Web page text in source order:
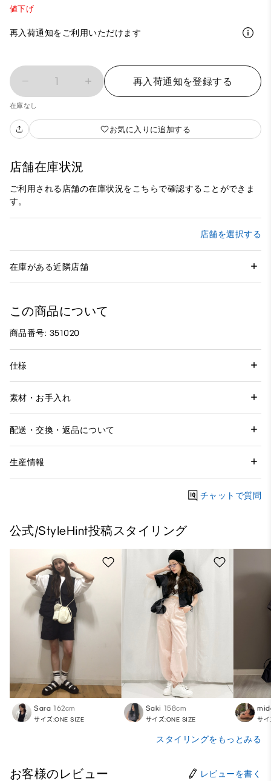
値下げ
再入荷通知をご利用いただけます
1 再入荷通知を登録する
在庫なし
お気に入りに追加する
店舗在庫状況
ご利用される店舗の在庫状況をこちらで確認することができま
す。
店舗を選択する
在庫がある近隣店舗
この商品について
商品番号: 351020
仕様
素材・お手入れ
配送・交換・返品について
生産情報
チャットで質問
公式/StyleHint投稿スタイリング
Sara 162cm
サイズ:ONE SIZE
Saki 158cm
サイズ:ONE SIZE サ
スタイリングをもっとみる
お客様のレビュー レビューを書く